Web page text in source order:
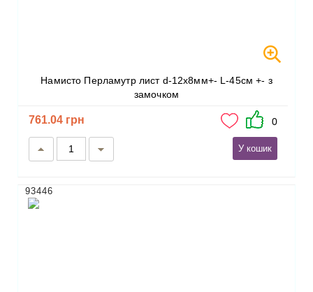
Намисто Перламутр лист d-12х8мм+- L-45см +- з
замочком
761.04 грн 0
У кошик
93446